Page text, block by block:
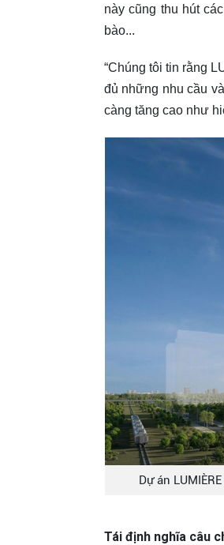
này cũng thu hút
bào...
“Chúng tôi tin rằng
đủ những nhu cầu
càng tăng cao như
Dự án
Tái định nghĩa câu